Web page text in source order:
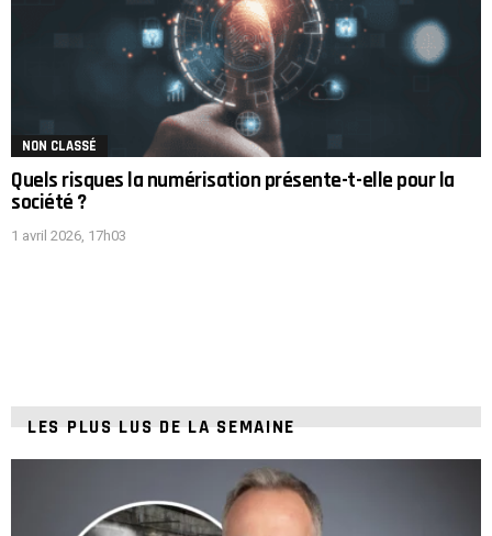
NON CLASSÉ
Quels risques la numérisation présente-t-elle pour la
société ?
1 avril 2026, 17h03
LES PLUS LUS DE LA SEMAINE